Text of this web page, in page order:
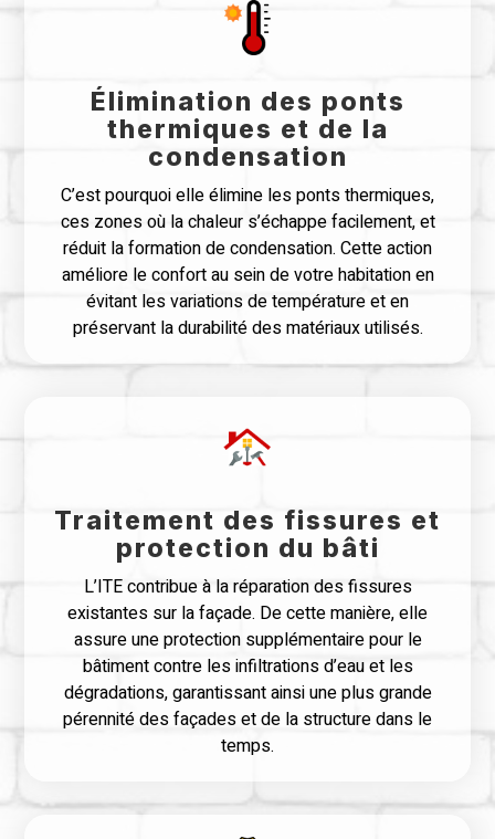
Élimination des ponts
thermiques et de la
condensation
C’est pourquoi elle élimine les ponts thermiques,
ces zones où la chaleur s’échappe facilement, et
réduit la formation de condensation. Cette action
améliore le confort au sein de votre habitation en
évitant les variations de température et en
préservant la durabilité des matériaux utilisés.
Traitement des fissures et
protection du bâti
L’ITE contribue à la réparation des fissures
existantes sur la façade. De cette manière, elle
assure une protection supplémentaire pour le
bâtiment contre les infiltrations d’eau et les
dégradations, garantissant ainsi une plus grande
pérennité des façades et de la structure dans le
temps.